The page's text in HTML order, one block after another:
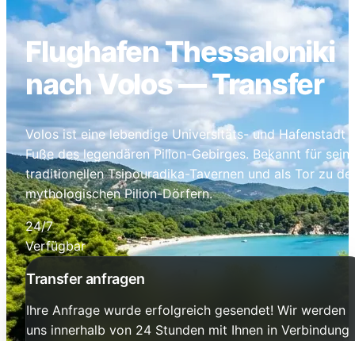
Flughafen Thessaloniki
nach Volos — Transfer
Volos ist eine lebendige Universitäts- und Hafenstadt
Fuße des legendären Pilion-Gebirges. Bekannt für
traditionellen Tsipouradika-Tavernen und als Tor zu
mythologischen Pilion-Dörfern.
24/7
Verfügbar
Transfer anfragen
Ihre Anfrage wurde erfolgreich gesendet! Wir werden
uns innerhalb von 24 Stunden mit Ihnen in Verbindung